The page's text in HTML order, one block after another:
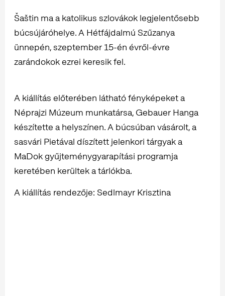
Šaštin ma a katolikus szlovákok legjelentősebb
búcsújáróhelye. A Hétfájdalmú Szűzanya
ünnepén, szeptember 15-én évről-évre
zarándokok ezrei keresik fel.
A kiállítás előterében látható fényképeket a
Néprajzi Múzeum munkatársa, Gebauer Hanga
készítette a helyszínen. A búcsúban vásárolt, a
sasvári Pietával díszített jelenkori tárgyak a
MaDok gyűjteménygyarapítási programja
keretében kerültek a tárlókba.
A kiállítás rendezője: Sedlmayr Krisztina